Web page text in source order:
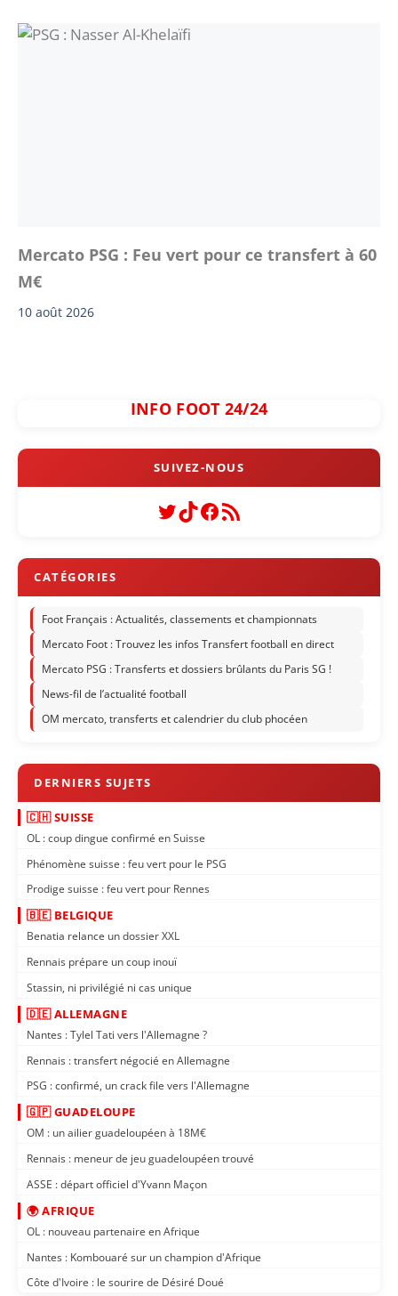
Mercato PSG : Feu vert pour ce transfert à 60
M€
10 août 2026
INFO FOOT 24/24
Twitter
TikTok
Facebook
Flux RSS
Foot Français : Actualités, classements et championnats
Mercato Foot : Trouvez les infos Transfert football en direct
Mercato PSG : Transferts et dossiers brûlants du Paris SG !
News-fil de l’actualité football
OM mercato, transferts et calendrier du club phocéen
🇨🇭 SUISSE
OL : coup dingue confirmé en Suisse
Phénomène suisse : feu vert pour le PSG
Prodige suisse : feu vert pour Rennes
🇧🇪 BELGIQUE
Benatia relance un dossier XXL
Rennais prépare un coup inouï
Stassin, ni privilégié ni cas unique
🇩🇪 ALLEMAGNE
Nantes : Tylel Tati vers l'Allemagne ?
Rennais : transfert négocié en Allemagne
PSG : confirmé, un crack file vers l'Allemagne
🇬🇵 GUADELOUPE
OM : un ailier guadeloupéen à 18M€
Rennais : meneur de jeu guadeloupéen trouvé
ASSE : départ officiel d'Yvann Maçon
🌍 AFRIQUE
OL : nouveau partenaire en Afrique
Nantes : Kombouaré sur un champion d'Afrique
Côte d'Ivoire : le sourire de Désiré Doué